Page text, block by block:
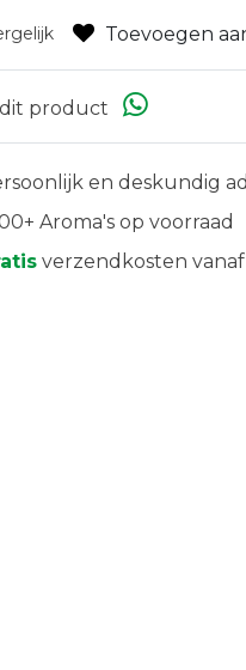
Toevoegen
product
en deskundig
Aroma's op voorraad
verzendkosten